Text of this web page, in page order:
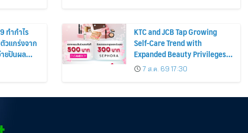
ทำกำไร
วแกร่งจาก
ยปันผล
บาทต่อหุ้น
อง
KTC and JCB Tap Growing
Self-Care Trend with
Expanded Beauty Privileges
Number of KTC JCB
Cardmembers Spending on
7 ส.ค. 69 17:30